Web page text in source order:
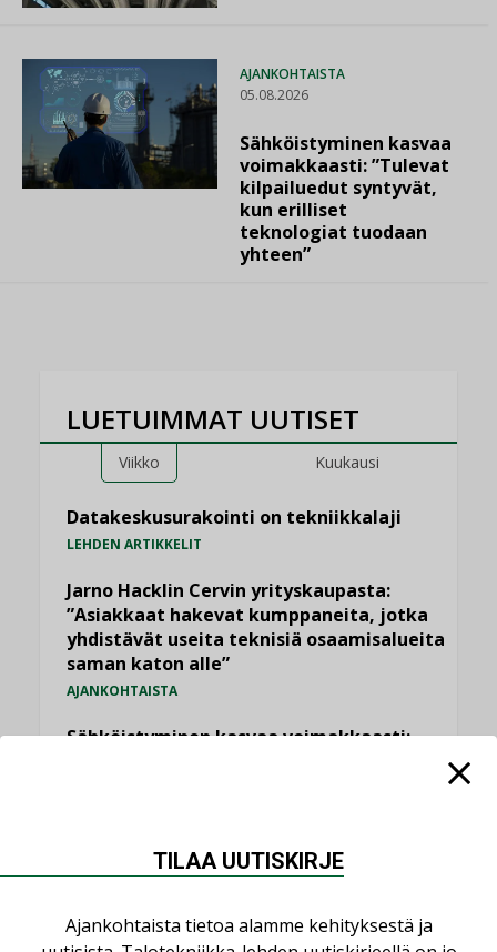
AJANKOHTAISTA
05.08.2026
Sähköistyminen kasvaa
voimakkaasti: ”Tulevat
kilpailuedut syntyvät,
kun erilliset
teknologiat tuodaan
yhteen”
LUETUIMMAT UUTISET
Viikko Kuukausi
Datakeskusurakointi on tekniikkalaji
LEHDEN ARTIKKELIT
Jarno Hacklin Cervin yrityskaupasta:
”Asiakkaat hakevat kumppaneita, jotka
yhdistävät useita teknisiä osaamisalueita
saman katon alle”
AJANKOHTAISTA
Sähköistyminen kasvaa voimakkaasti:
Puutteellinen eristys lisää lämpöhäviöitä
Kaivamattomat menetelmät
TILAA UUTISKIRJE
Ajankohtaista tietoa alamme kehityksestä ja